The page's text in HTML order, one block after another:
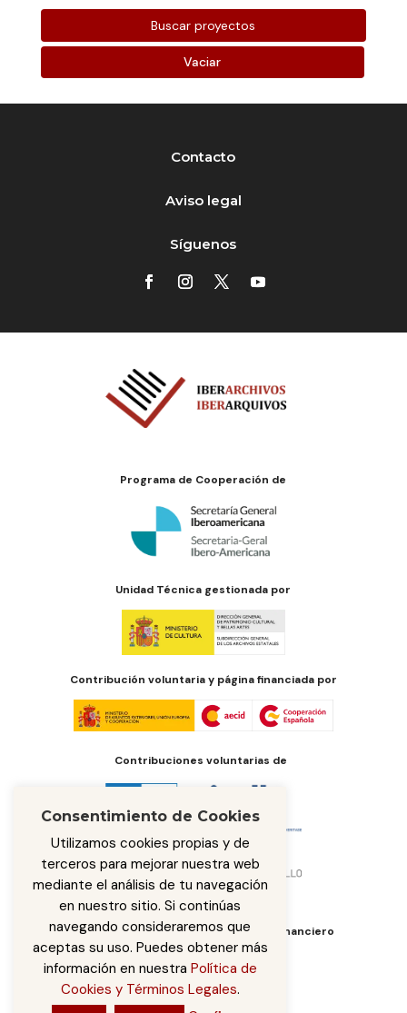
Vaciar
Contacto
Aviso legal
Síguenos
Programa de Cooperación de
Unidad Técnica gestionada por
Contribución voluntaria y página financiada por
Contribuciones voluntarias de
Órgano de administración del fondo financiero
Consentimiento de Cookies
Utilizamos cookies propias y de
terceros para mejorar nuestra web
mediante el análisis de tu navegación
en nuestro sitio. Si continúas
navegando consideraremos que
aceptas su uso. Puedes obtener más
información en nuestra Política de
Cookies y Términos Legales.